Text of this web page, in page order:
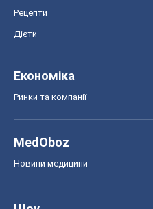
Рецепти
Дієти
Економіка
Ринки та компанії
MedOboz
Новини медицини